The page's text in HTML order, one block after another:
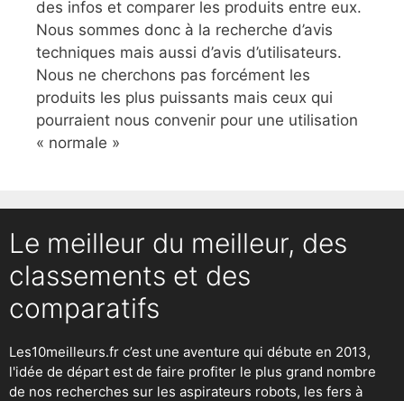
des infos et comparer les produits entre eux.
Nous sommes donc à la recherche d’avis
techniques mais aussi d’avis d’utilisateurs.
Nous ne cherchons pas forcément les
produits les plus puissants mais ceux qui
pourraient nous convenir pour une utilisation
« normale »
Le meilleur du meilleur, des
classements et des
comparatifs
Les10meilleurs.fr c’est une aventure qui débute en 2013,
l'idée de départ est de faire profiter le plus grand nombre
de nos recherches sur les aspirateurs robots, les fers à